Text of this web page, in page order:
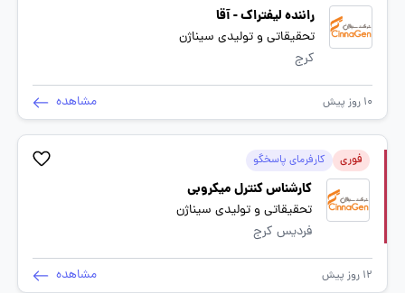
راننده لیفتراک - آقا
تحقیقاتی و تولیدی سیناژن
کرج
10 روز پیش مشاهده
فوری کارفرمای پاسخگو
کارشناس کنترل میکروبی
تحقیقاتی و تولیدی سیناژن
فردیس کرج
12 روز پیش مشاهده